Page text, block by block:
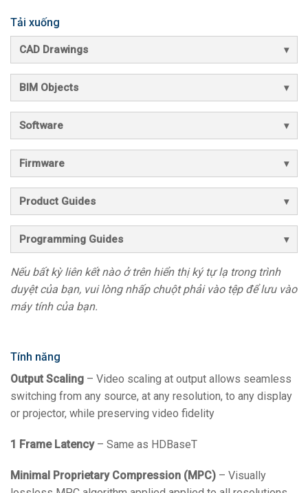
Tải xuống
CAD Drawings
BIM Objects
Software
Firmware
Product Guides
Programming Guides
Nếu bất kỳ liên kết nào ở trên hiển thị ký tự lạ trong trình
duyệt của bạn, vui lòng nhấp chuột phải vào tệp để lưu vào
máy tính của bạn.
Tính năng
Output Scaling – Video scaling at output allows seamless
switching from any source, at any resolution, to any display
or projector, while preserving video fidelity
1 Frame Latency– Same as HDBaseT
Minimal Proprietary Compression (MPC) – Visually